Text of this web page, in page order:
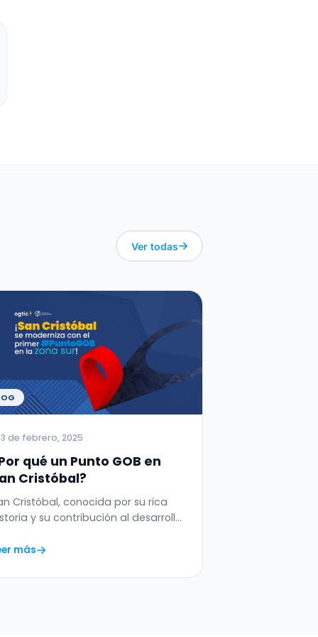
Ver todas
3 de febrero, 2025
qué un Punto GOB en
Cristóbal?
Cristóbal, conocida por su rica
y su contribución al desarrollo
más